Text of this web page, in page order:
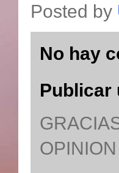
Posted by
No hay
Publicar
OPINION